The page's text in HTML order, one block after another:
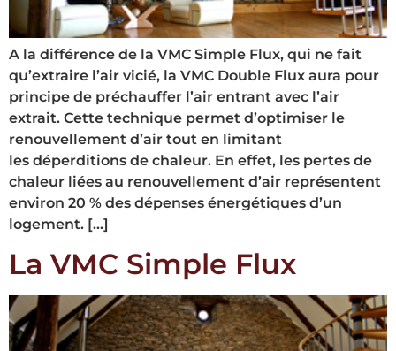
A la différence de la VMC Simple Flux, qui ne fait
qu’extraire l’air vicié, la VMC Double Flux aura pour
principe de préchauffer l’air entrant avec l’air
extrait. Cette technique permet d’optimiser le
renouvellement d’air tout en limitant
les déperditions de chaleur. En effet, les pertes de
chaleur liées au renouvellement d’air représentent
environ 20 % des dépenses énergétiques d’un
logement. […]
La VMC Simple Flux